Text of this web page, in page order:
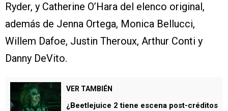
Ryder, y Catherine O’Hara del elenco original,
además de Jenna Ortega, Monica Bellucci,
Willem Dafoe, Justin Theroux, Arthur Conti y
Danny DeVito.
VER TAMBIÉN
¿Beetlejuice 2 tiene escena post-créditos